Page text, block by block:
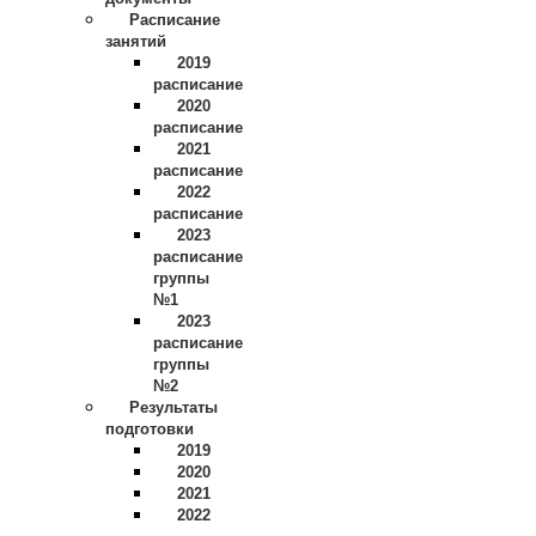
Расписание
занятий
2019
расписание
2020
расписание
2021
расписание
2022
расписание
2023
расписание
группы
№1
2023
расписание
группы
№2
Результаты
подготовки
2019
2020
2021
2022